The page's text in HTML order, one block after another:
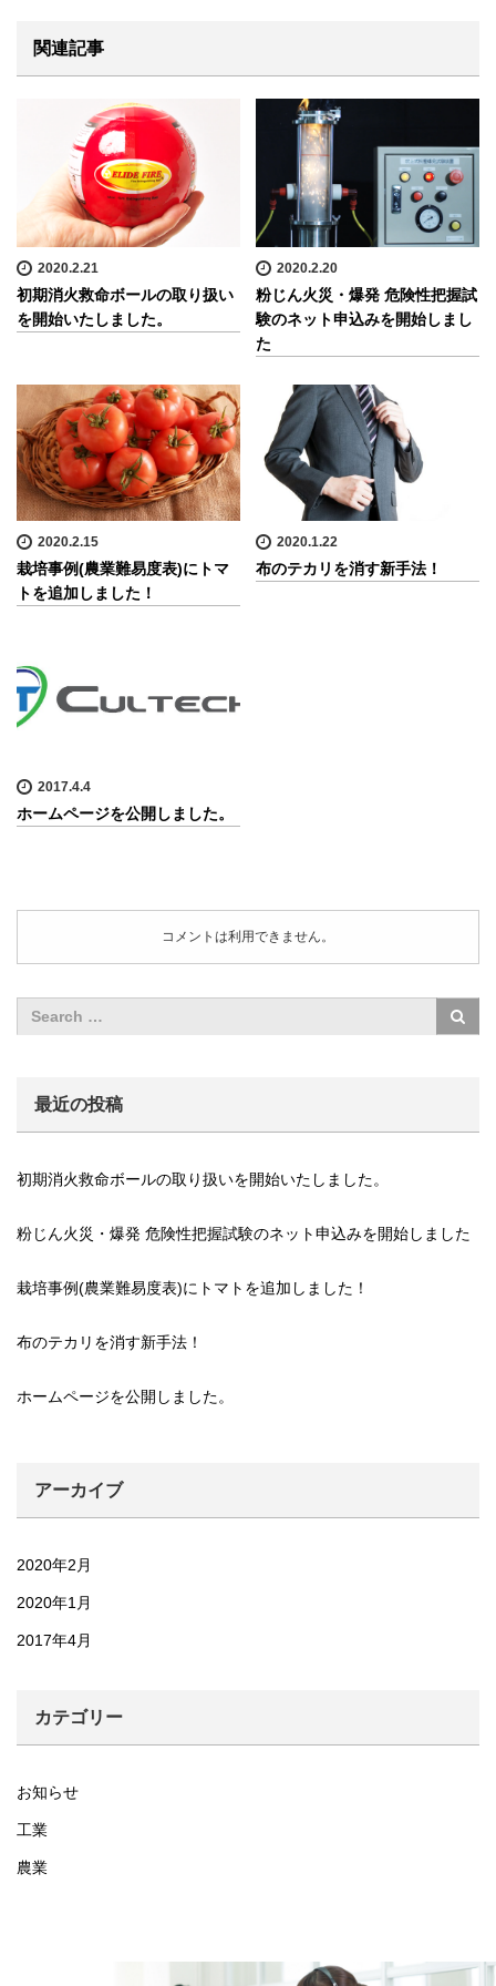
関連記事
2020.2.21
初期消火救命ボールの取り扱い
を開始いたしました。
2020.2.20
粉じん火災・爆発 危険性把握試
験のネット申込みを開始しまし
た
2020.2.15
栽培事例(農業難易度表)にトマ
トを追加しました！
2020.1.22
布のテカリを消す新手法！
2017.4.4
ホームページを公開しました。
コメントは利用できません。
最近の投稿
初期消火救命ボールの取り扱いを開始いたしました。
粉じん火災・爆発 危険性把握試験のネット申込みを開始しました
栽培事例(農業難易度表)にトマトを追加しました！
布のテカリを消す新手法！
ホームページを公開しました。
アーカイブ
2020年2月
2020年1月
2017年4月
カテゴリー
お知らせ
工業
農業